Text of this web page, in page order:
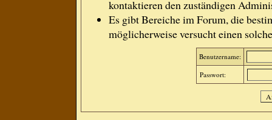
kontaktieren den zuständigen
Es gibt Bereiche im Forum, die
möglicherweise versucht einen
Benutzername:
Passwort: